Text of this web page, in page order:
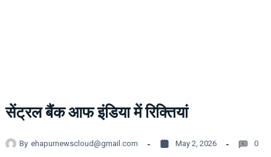
सेंट्रल बैंक आफ इंडिया में रिक्तियां
By ehapurnewscloud@gmail.com May 2, 2026 0